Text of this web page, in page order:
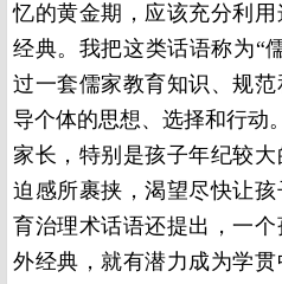
忆的黄金期，应该充分利
经典。我把这类话语称为“
过一套儒家教育知识、规范
导个体的思想、选择和行动。
家长，特别是孩子年纪较
迫感所裹挟，渴望尽快让
育治理术话语还提出，一
外经典，就有潜力成为学